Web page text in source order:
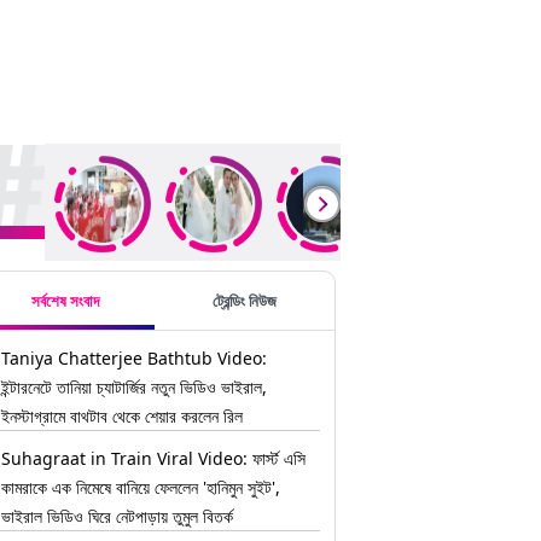
সর্বশেষ সংবাদ ট্রেন্ডিং নিউজ
Taniya Chatterjee Bathtub Video:
ইন্টারনেটে তানিয়া চ্যাটার্জির নতুন ভিডিও ভাইরাল,
ইনস্টাগ্রামে বাথটাব থেকে শেয়ার করলেন রিল
Suhagraat in Train Viral Video: ফার্স্ট এসি
কামরাকে এক নিমেষে বানিয়ে ফেললেন 'হানিমুন সুইট',
ভাইরাল ভিডিও ঘিরে নেটপাড়ায় তুমুল বিতর্ক